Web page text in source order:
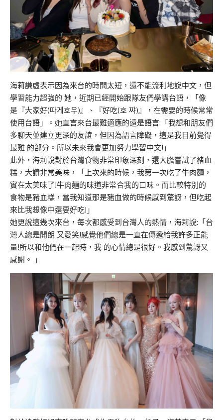
海莉謙虛表示因為來台的時間太短，還不能流利地說中文，但
學習能力超強的 她，近期已經開始跟隊友們學講台語，「像
是『大家好(따게호우)』、『好吃(호 쨔)』，在需要的時候常常
使用台語」。她直言來台最難適應的還是語言:「我想和朋友們
多聊天並建立更深的友誼，但因為語言障礙，這是我目前覺得
最難 的部分。所以未來我會更加努力學習中文!」
此外，海莉說對於台灣食物非常印象深刻，還大膽嘗試了豬血
糕，大讚非常美味，「上次來的時候，我第一次吃了牛肉麵，
實在太美味了!牛肉麵的味道非常合我的口味。而比較特別的
食物是豬血糕，當我知道那是豬血做的時候感到驚訝，但吃起
來比我想像中還要好吃!」
她更說這幾次來台，每次都感受到台灣人的熱情，海莉說:「台
灣人總是開朗 又愛笑!感覺他們總是一直在傳遞給我許多正能
量!所以和他們在一起時，我 的心情總是很好。我感到驚訝又
感謝。 」